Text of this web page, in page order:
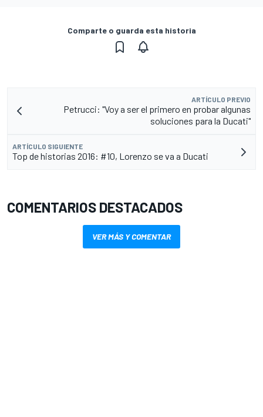
Comparte o guarda esta historia
ARTÍCULO PREVIO
Petrucci: "Voy a ser el primero en probar algunas
soluciones para la Ducati"
ARTÍCULO SIGUIENTE
Top de historias 2016: #10, Lorenzo se va a Ducati
COMENTARIOS DESTACADOS
VER MÁS Y COMENTAR